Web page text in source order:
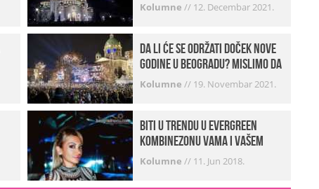
Kolumne // 12. Decembar 2021.
Da li će se održati doček Nove
godine u Beogradu? Mislimo da
imamo jako DOBRE VESTI!
Kolumne // 19. Novembar 2021.
Biti u trendu u Evergreen
kombinezonu vama i vašem
frendu
Kolumne // 11. Jun 2018.